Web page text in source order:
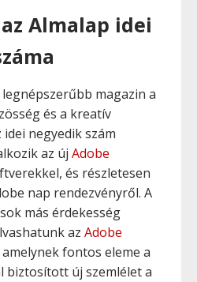
Almalap idei
magazin a
és a kreatív
negyedik szám
az új Adobe
és részletesen
nap rendezvényről. A
más érdekesség
az Adobe
fontos eleme a
biztosított új szemlélet a